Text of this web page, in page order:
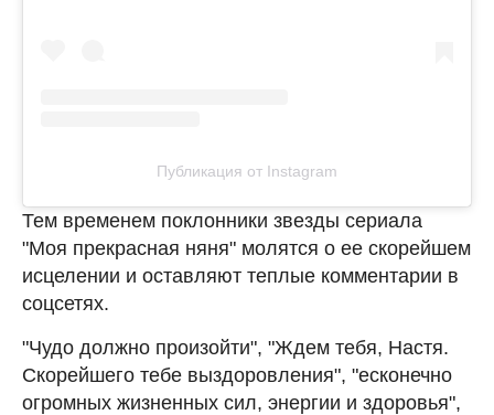
Публикация от Instagram
Тем временем поклонники звезды сериала
"Моя прекрасная няня" молятся о ее скорейшем
исцелении и оставляют теплые комментарии в
соцсетях.
"Чудо должно произойти", "Ждем тебя, Настя.
Скорейшего тебе выздоровления", "есконечно
огромных жизненных сил, энергии и здоровья",